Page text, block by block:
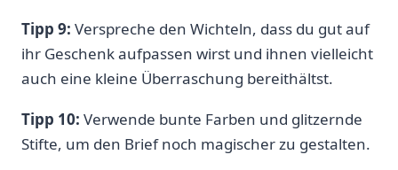
Tipp 9: Verspreche den Wichteln, dass du gut auf
ihr Geschenk aufpassen wirst und ihnen vielleicht
auch eine kleine Überraschung bereithältst.
Tipp 10: Verwende bunte Farben und glitzernde
Stifte, um den Brief noch magischer zu gestalten.